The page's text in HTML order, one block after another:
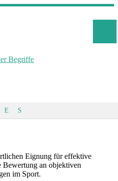
Begriffe
E S
Eignung für effektive
an objektiven
im Sport.